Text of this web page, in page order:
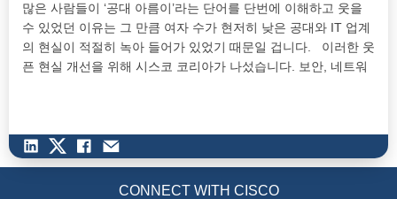
많은 사람들이 ‘공대 아름이’라는 단어를 단번에 이해하고 웃을
수 있었던 이유는 그 만큼 여자 수가 현저히 낮은 공대와 IT 업계
의 현실이 적절히 녹아 들어가 있었기 때문일 겁니다. 이러한 웃
픈 현실 개선을 위해 시스코 코리아가 나섰습니다. 보안, 네트워
CONNECT WITH CISCO